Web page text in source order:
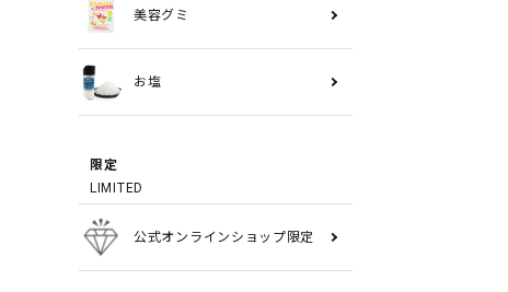
美容グミ
お塩
限定
LIMITED
公式オンラインショップ限定